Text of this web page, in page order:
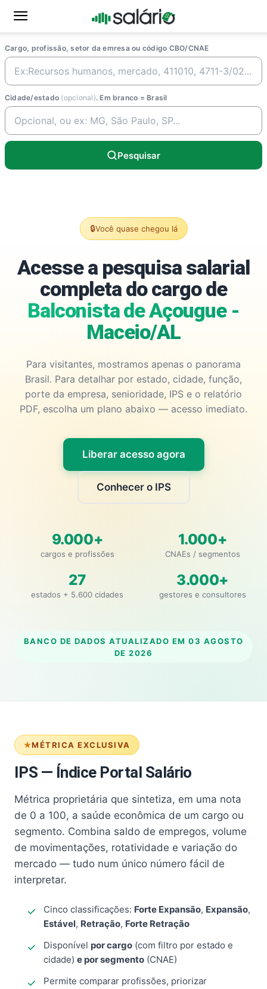
Cargo, profissão, setor da emresa ou código CBO/CNAE
Cidade/estado (opcional). Em branco = Brasil
Pesquisar
🔒Você quase chegou lá
Acesse a pesquisa salarial
completa do cargo de
Balconista de Açougue -
Maceio/AL
Para visitantes, mostramos apenas o panorama
Brasil. Para detalhar por estado, cidade, função,
porte da empresa, senioridade, IPS e o relatório
PDF, escolha um plano abaixo — acesso imediato.
Liberar acesso agora
Conhecer o IPS
9.000+
cargos e profissões
1.000+
CNAEs / segmentos
27
estados + 5.600 cidades
3.000+
gestores e consultores
BANCO DE DADOS ATUALIZADO EM 03 AGOSTO
DE 2026
MÉTRICA EXCLUSIVA
IPS — Índice Portal Salário
Métrica proprietária que sintetiza, em uma nota
de 0 a 100, a saúde econômica de um cargo ou
segmento. Combina saldo de empregos, volume
de movimentações, rotatividade e variação do
mercado — tudo num único número fácil de
interpretar.
Cinco classificações: Forte Expansão, Expansão,
Estável, Retração, Forte Retração
Disponível por cargo (com filtro por estado e
cidade) e por segmento (CNAE)
Permite comparar profissões, priorizar